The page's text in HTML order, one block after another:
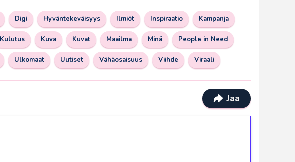
Digi Hyväntekeväisyys Ilmiöt Inspiraatio Kampanja
Kulutus Kuva Kuvat Maailma Minä People in Need
Ulkomaat Uutiset Vähäosaisuus Viihde Viraali
Jaa